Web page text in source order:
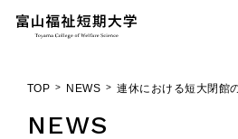
TOP NEWS 連休における短大閉館
NEWS